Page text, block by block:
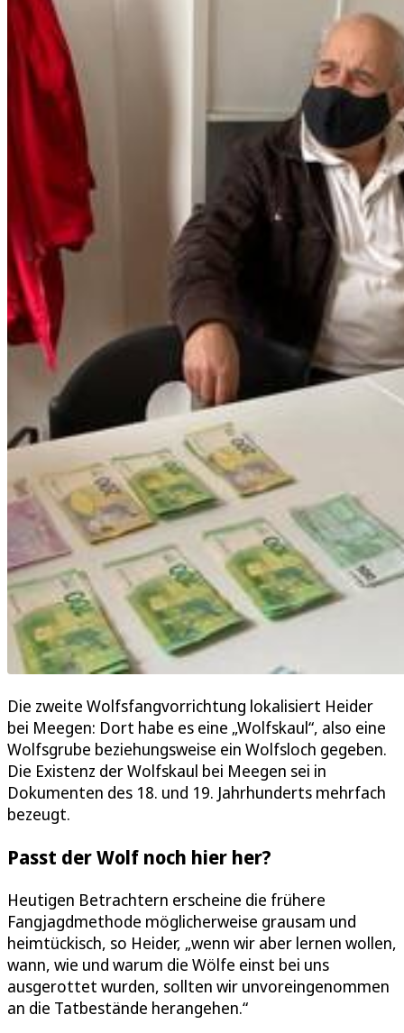
Die zweite Wolfsfangvorrichtung lokalisiert Heider
bei Meegen: Dort habe es eine „Wolfskaul“, also eine
Wolfsgrube beziehungsweise ein Wolfsloch gegeben.
Die Existenz der Wolfskaul bei Meegen sei in
Dokumenten des 18. und 19. Jahrhunderts mehrfach
bezeugt.
Passt der Wolf noch hier her?
Heutigen Betrachtern erscheine die frühere
Fangjagdmethode möglicherweise grausam und
heimtückisch, so Heider, „wenn wir aber lernen wollen,
wann, wie und warum die Wölfe einst bei uns
ausgerottet wurden, sollten wir unvoreingenommen
an die Tatbestände herangehen.“